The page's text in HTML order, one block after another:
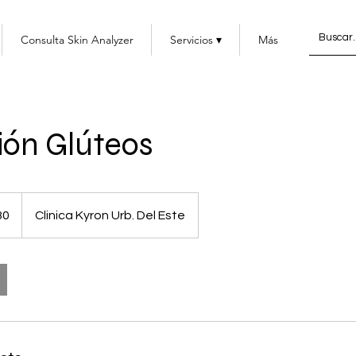
Consulta Skin Analyzer Servicios ▾ Más
Glúteos
Clinica Kyron Urb. Del Este